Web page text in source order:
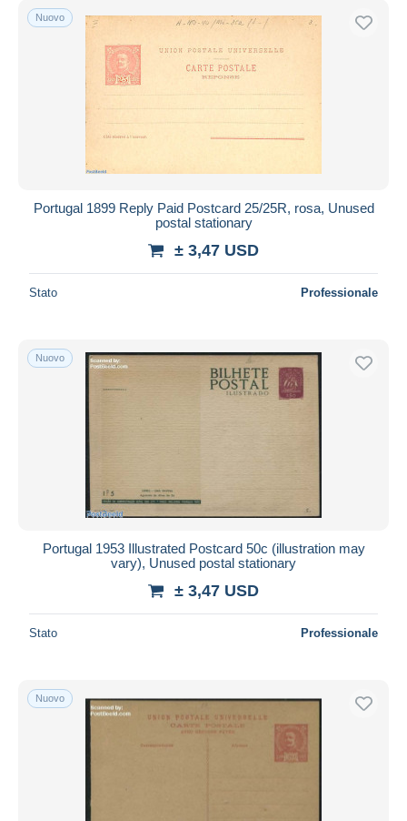
Nuovo
Portugal 1899 Reply Paid Postcard 25/25R, rosa, Unused
postal stationary
± 3,47 USD
Stato Professionale
Nuovo
Portugal 1953 Illustrated Postcard 50c (illustration may
vary), Unused postal stationary
± 3,47 USD
Stato Professionale
Nuovo